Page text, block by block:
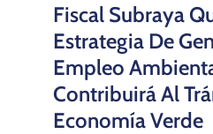
Fiscal Subraya
Estrategia De
Empleo
Contribuirá Al
Economía Verde